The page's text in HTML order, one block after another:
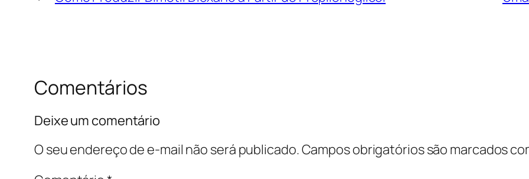
Comentários
Deixe um comentário
O seu endereço de e-mail não será publicado.Campos obrigatórios são marcados